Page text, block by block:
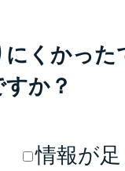
くかっ
か？
情報が